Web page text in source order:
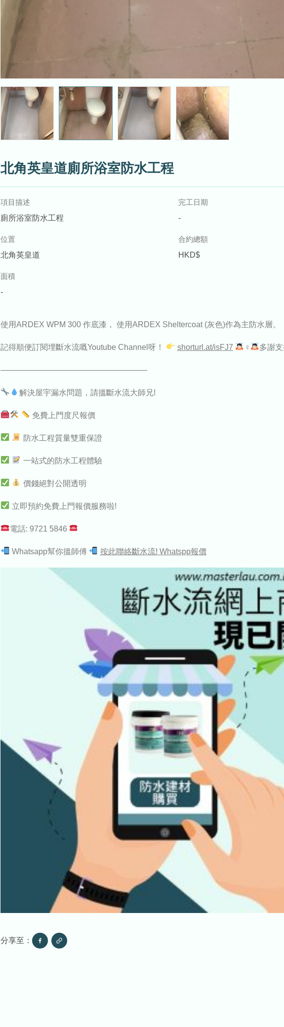
北角英皇道廁所浴室防水工程
項目描述
廁所浴室防水工程
完工日期
-
位置
北角英皇道
合約總額
HKD$
面積
-
使用ARDEX WPM 300 作底漆， 使用ARDEX Sheltercoat (灰色)作為主防水層。
記得順便訂閱埋斷水流嘅Youtube Channel呀！ shorturl.at/isFJ7 ‍♀‍ 多謝
——————————————————–
解決屋宇漏水問題，請搵斷水流大師兄!
免費上門度尺報價
防水工程質量雙重保證
一站式的防水工程體驗
價錢絕對公開透明
立即預約免費上門報價服務啦!
電話: 9721 5846
Whatsapp幫你搵師傅 按此聯絡斷水流! Whatspp報價
分享至：